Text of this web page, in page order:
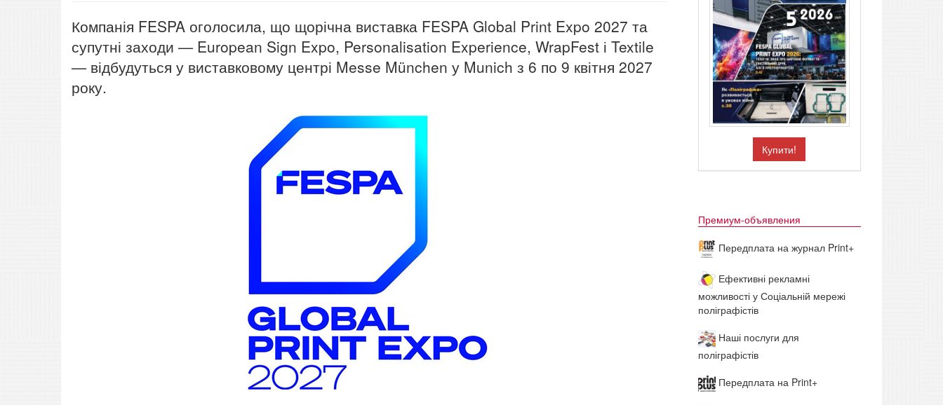
Компанія FESPA оголосила, що щорічна виставка FESPA Global Print Expo 2027 та
супутні заходи — European Sign Expo, Personalisation Experience, WrapFest і Textile
— відбудуться у виставковому центрі Messe München у Munich з 6 по 9 квітня 2027
року.
Купити!
Премиум-объявления
Передплата на журнал Print+
Ефективні рекламні
можливості у Соціальній мережі
поліграфістів
Наші послуги для
поліграфістів
Передплата на Print+